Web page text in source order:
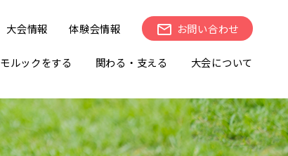
大会情報 体験会情報 お問い合わせ
モルックをする 関わる・支える 大会について